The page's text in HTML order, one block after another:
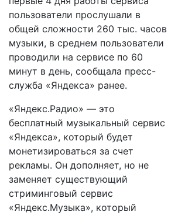
пользователи прослушали в
общей сложности 260 тыс. часов
музыки, в среднем пользователи
проводили на сервисе по 60
минут в день, сообщала пресс-
служба «Яндекса» ранее.
«Яндекс.Радио» — это
бесплатный музыкальный сервис
«Яндекса», который будет
монетизироваться за счет
рекламы. Он дополняет, но не
заменяет существующий
стриминговый сервис
«Яндекс.Музыка», который